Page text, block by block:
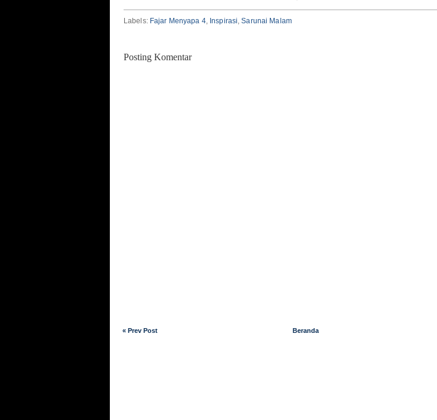
Labels: Fajar Menyapa 4, Inspirasi,Sarunai Malam
Posting Komentar
« Prev Post Beranda